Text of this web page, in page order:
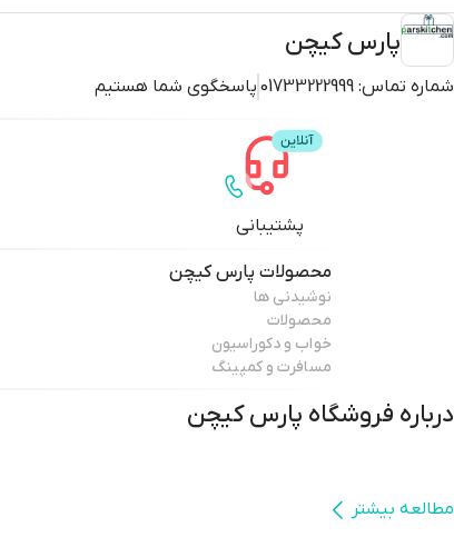
پارس کیچن
شماره تماس: 01733222999 پاسخگوی شما هستیم
پشتیبانی
محصولات پارس کیچن
نوشیدنی ها
محصولات
خواب و دکوراسیون
مسافرت و کمپینگ
درباره فروشگاه پارس کیچن
مطالعه بیشتر